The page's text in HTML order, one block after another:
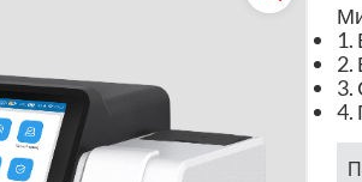
1.
2.
3.
4.